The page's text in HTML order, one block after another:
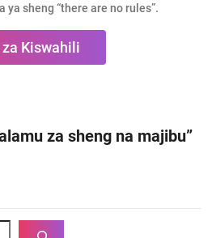
sheng “there are no rules”.
Kiswahili
za sheng na majibu”